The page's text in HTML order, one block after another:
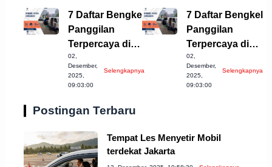
7 Daftar Bengkel
Panggilan
Terpercaya di
Pemalang 2023!
02,
Desember,
2025,
09:03:00
Selengkapnya
7 Daftar Bengkel
Panggilan
Terpercaya di
Pemalang 2023!
02,
Desember,
2025,
09:03:00
Selengkapnya
Postingan Terbaru
Tempat Les Menyetir Mobil
terdekat Jakarta